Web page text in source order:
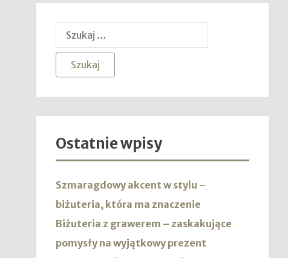
Szukaj:
Ostatnie wpisy
Szmaragdowy akcent w stylu –
biżuteria, która ma znaczenie
Biżuteria z grawerem – zaskakujące
pomysły na wyjątkowy prezent